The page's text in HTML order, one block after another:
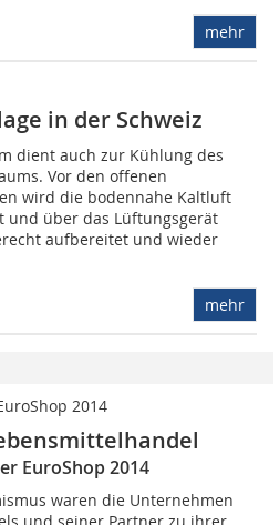
mehr
in der Schweiz
dient auch zur Kühlung des
Vor den offenen
wird die bodennahe Kaltluft
und über das Lüftungsgerät
aufbereitet und wieder
mehr
2014
EuroShop 2014
waren die Unternehmen